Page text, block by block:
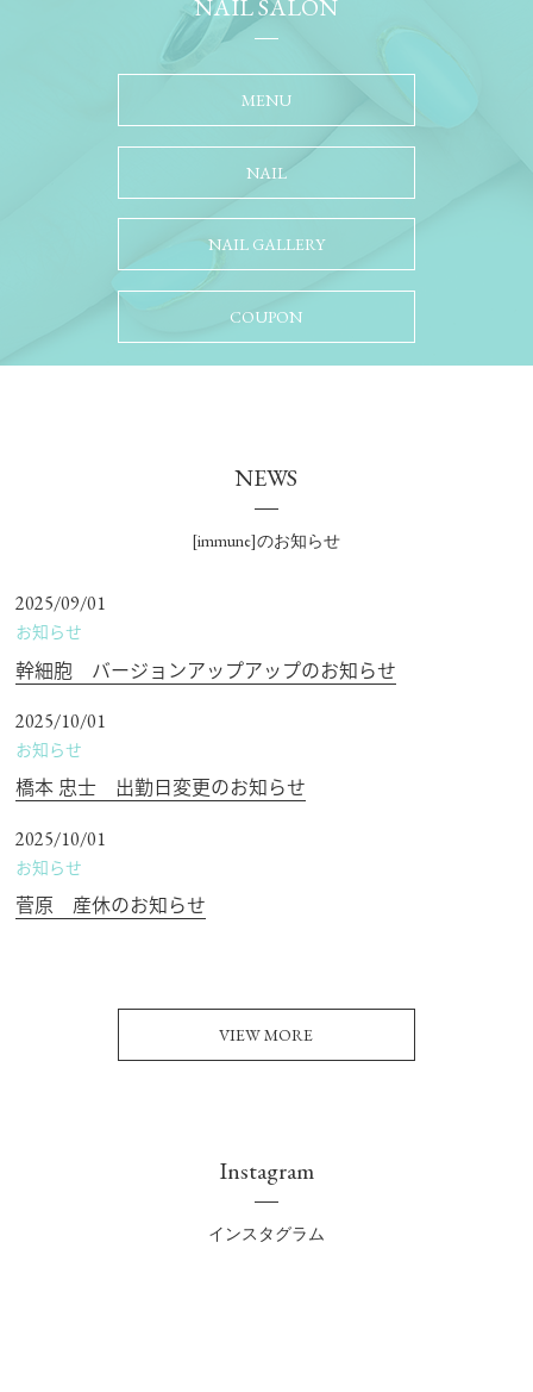
NAIL SALON
MENU
NAIL
NAIL GALLERY
COUPON
NEWS
[immune]のお知らせ
2025/09/01
お知らせ
幹細胞 バージョンアップアップのお知らせ
2025/10/01
お知らせ
橋本 忠士 出勤日変更のお知らせ
2025/10/01
お知らせ
菅原 産休のお知らせ
VIEW MORE
Instagram
インスタグラム